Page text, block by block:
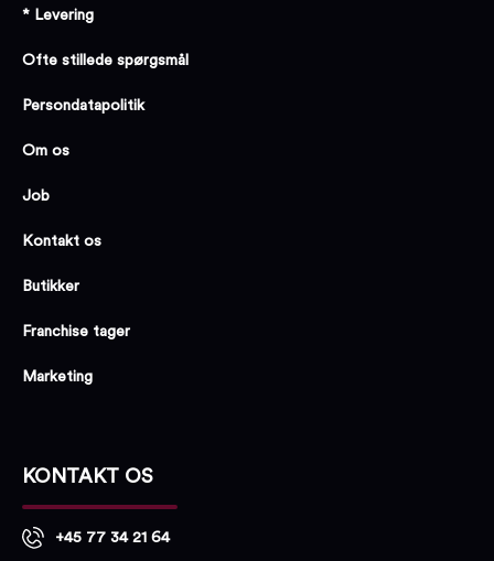
* Levering
Ofte stillede spørgsmål
Persondatapolitik
Om os
Job
Kontakt os
Butikker
Franchise tager
Marketing
KONTAKT OS
+45 77 34 21 64